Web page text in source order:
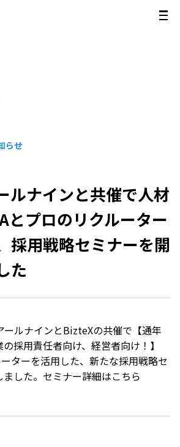
らせ
ルナインと共催で人材
とプロのリクルーター
採用戦略セミナーを開
た
ールナインとBizteXの共催で【通年
採用責任者向け、経営者向け！】
ターを活用した、新たな採用戦略セ
した。セミナー詳細はこちら